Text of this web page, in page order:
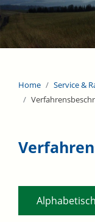
Home Service &